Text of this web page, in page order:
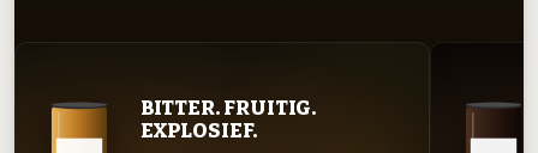
BITTER. FRUITIG.
EXPLOSIEF.